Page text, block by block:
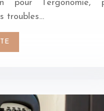
pour l’ergonomie,
troubles…